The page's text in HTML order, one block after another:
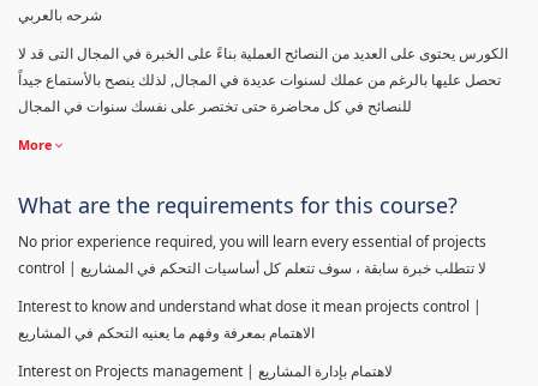
شرحه بالعربي
الكورس يحتوى على العديد من النصائح العملية بناءً على الخبرة في المجال التى قد لا
تحصل عليها بالرغم من عملك لسنوات عديدة في المجال, لذلك ينصح بالأستماع جيداً
للنصائح في كل محاضرة حتى تختصر على نفسك سنوات في المجال
More
What are the requirements for this course?
No prior experience required, you will learn every essential of projects
control | لا تتطلب خبرة سابقة ، سوف تتعلم كل أساسيات التحكم في المشاريع
Interest to know and understand what dose it mean projects control |
الاهتمام بمعرفة وفهم ما يعنيه التحكم في المشاريع
Interest on Projects management | لاهتمام بإدارة المشاريع